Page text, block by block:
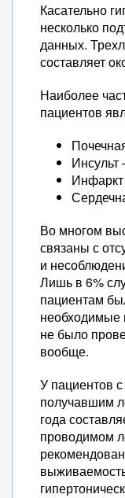
Касательно
несколько
данных.
составляет
Наиболее
пациентов
Во многом
связаны с
и
Лишь в 6%
пациентам
необходимые
не было
вообще.
У пациентов
получавшим
года
проводимом